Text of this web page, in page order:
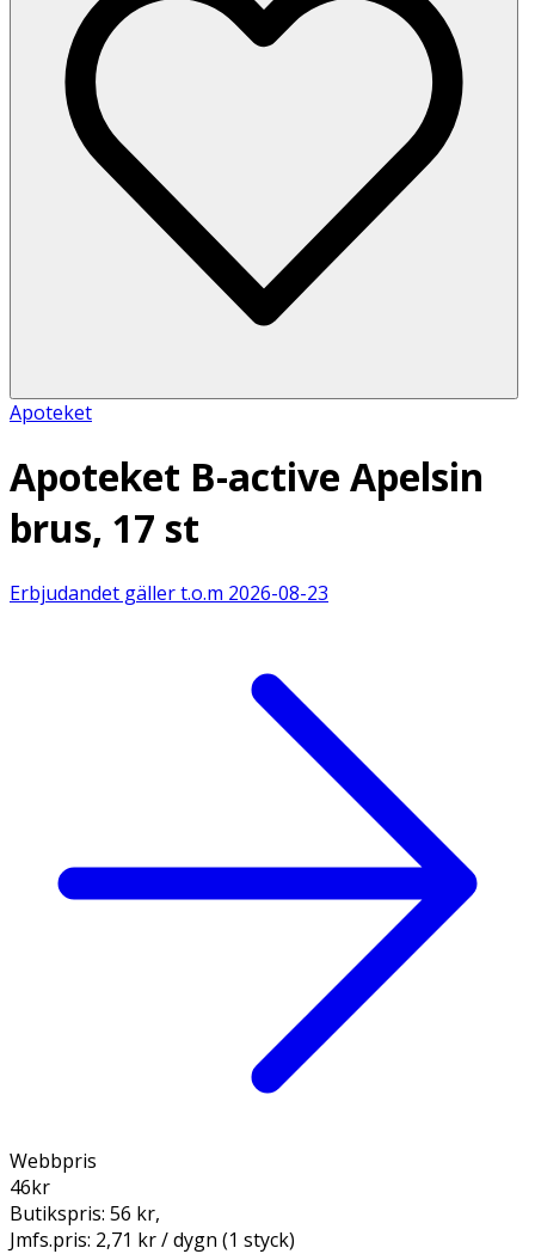
Apoteket
Apoteket B-active Apelsin
brus, 17 st
Erbjudandet gäller t.o.m 2026-08-23
Webbpris
46kr
Butikspris: 56 kr,
Jmfs.pris: 2,71 kr / dygn (1 styck)